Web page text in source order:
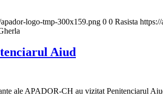
logo-tmp-300x159.png 0 0 Rasista
Aiud
ale APADOR-CH au vizitat Penitenciarul